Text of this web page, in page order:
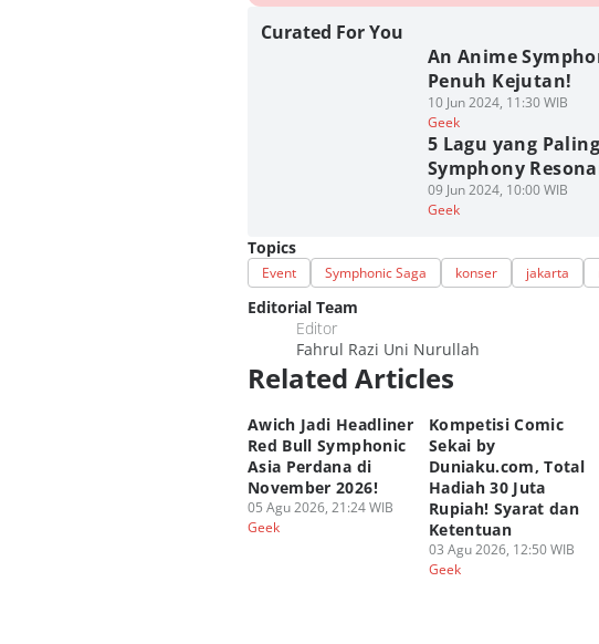
Curated For You
An Anime
Penuh Kejutan!
10 Jun 2024, 11:30 WIB
Geek
5 Lagu yang
Symphony
09 Jun 2024, 10:00 WIB
Geek
Topics
Event Symphonic Saga konser jakarta
Editorial Team
Editor
Fahrul Razi Uni Nurullah
Related Articles
Awich Jadi Headliner
Red Bull Symphonic
Asia Perdana di
November 2026!
05 Agu 2026, 21:24 WIB
Geek
Kompetisi Comic
Sekai by
Duniaku.com, Total
Hadiah 30 Juta
Rupiah! Syarat dan
Ketentuan
03 Agu 2026, 12:50 WIB
Geek